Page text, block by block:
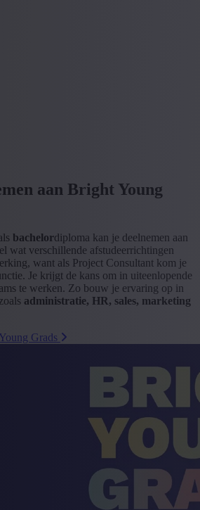
aan Bright Young
bachelordiploma kan je deelnemen aan
wat verschillende afstudeerrichtingen
want als Project Consultant kom je
Je krijgt de kans om in uiteenlopende
te werken. Zo bouw je ervaring op in
administratie, HR, sales, marketing
Grads